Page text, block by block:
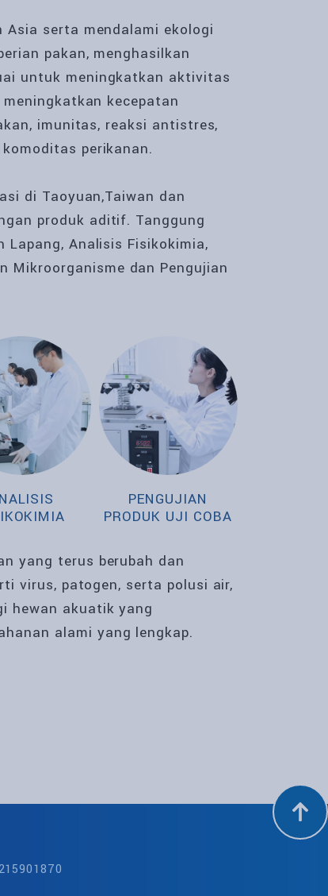
serta mendalami ekologi
pakan, menghasilkan
untuk meningkatkan aktivitas
kecepatan
imunitas, reaksi antistres,
perikanan.
di Taoyuan,Taiwan dan
produk aditif. Tanggung
Lapang, Analisis Fisikokimia,
Mikroorganisme dan Pengujian
PENGUJIAN
PRODUK UJI COBA
yang terus berubah dan
virus, patogen, serta polusi air,
hewan akuatik yang
alami yang lengkap.